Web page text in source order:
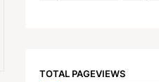
TOTAL PAGEVIEWS